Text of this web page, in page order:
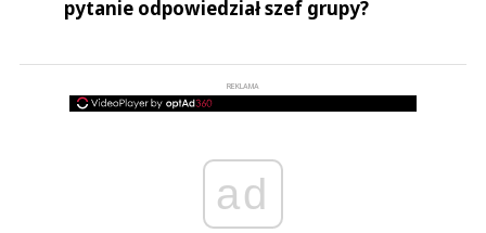
pytanie odpowiedział szef grupy?
REKLAMA
ad